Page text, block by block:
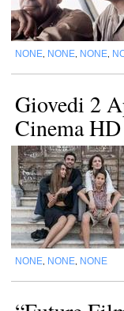
NONE NONE NONE
Giovedi 2
Cinema
NONE NONE NONE